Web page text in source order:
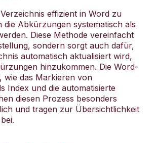
effizient in Word zu
die Abkürzungen systematisch als
Diese Methode vereinfacht
sondern sorgt auch dafür,
automatisch aktualisiert wird,
hinzukommen. Die Word-
wie das Markieren von
Index und die automatisierte
diesen Prozess besonders
und tragen zur Übersichtlichkeit